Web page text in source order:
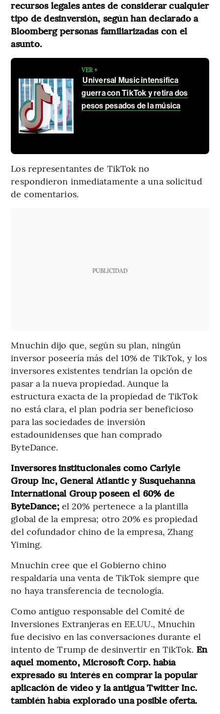
recursos legales antes de considerar cualquier
tipo de desinversión, según han declarado a
Bloomberg personas familiarizadas con el
asunto.
VER +
Universal Music intensifica
guerra con TikTok y retira dos
pesos pesados de la música
Los representantes de TikTok no
respondieron inmediatamente a una solicitud
de comentarios.
PUBLICIDAD
Mnuchin dijo que, según su plan, ningún
inversor poseería más del 10% de TikTok, y los
inversores existentes tendrían la opción de
pasar a la nueva propiedad. Aunque la
estructura exacta de la propiedad de TikTok
no está clara, el plan podría ser beneficioso
para las sociedades de inversión
estadounidenses que han comprado
ByteDance.
Inversores institucionales como Carlyle
Group Inc, General Atlantic y Susquehanna
International Group poseen el 60% de
ByteDance;el 20% pertenece a la plantilla
global de la empresa; otro 20% es propiedad
del cofundador chino de la empresa, Zhang
Yiming.
Mnuchin cree que el Gobierno chino
respaldaría una venta de TikTok siempre que
no haya transferencia de tecnología.
Como antiguo responsable del Comité de
Inversiones Extranjeras en EE.UU., Mnuchin
fue decisivo en las conversaciones durante el
intento de Trump de desinvertir en TikTok. En
aquel momento, Microsoft Corp. había
expresado su interés en comprar la popular
aplicación de vídeo y la antigua Twitter Inc.
también había explorado una posible oferta.